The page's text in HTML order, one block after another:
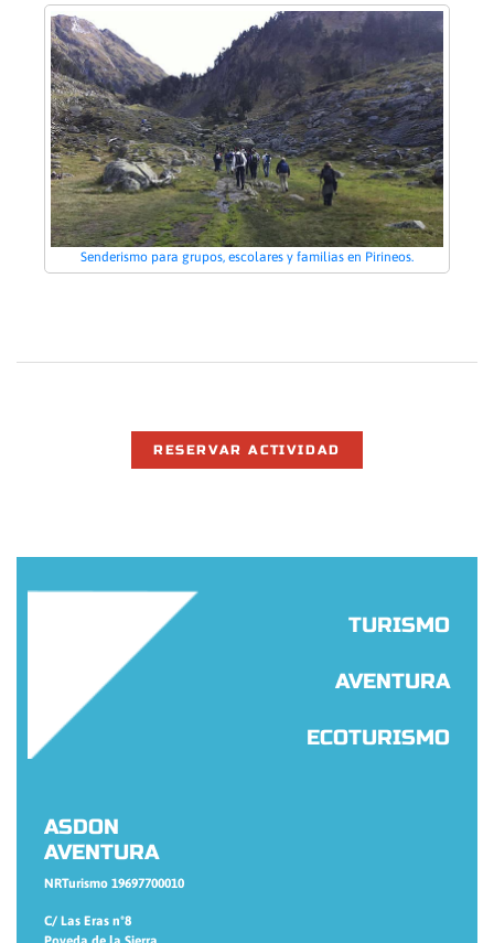
Senderismo para grupos, escolares y familias en Pirineos.
RESERVAR ACTIVIDAD
TURISMO
AVENTURA
ECOTURISMO
ASDON
AVENTURA
NRTurismo 19697700010
C/ Las Eras nº8